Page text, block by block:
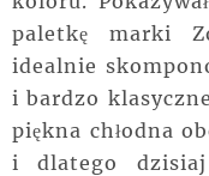
paletkę marki
idealnie
i bardzo
piękna chłodna
i dlatego